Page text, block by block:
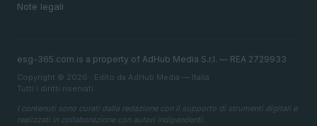
Note legali
esg-365.com is a property of AdHub Media S.r.l. — REA 2729933
Copyright © 2026 · Edito da AdHub Media — Italia
Tutti i diritti riservati
I contenuti sono curati dalla redazione con il supporto di strumenti digitali e
realizzati in collaborazione con autori indipendenti.